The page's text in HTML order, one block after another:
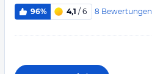
96% 4,1 / 6 8 Bewertungen